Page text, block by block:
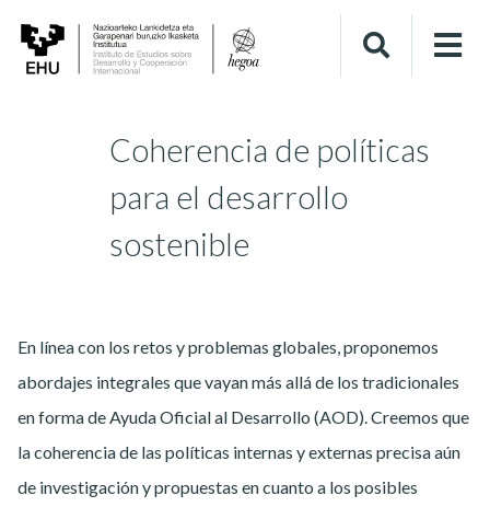
Coherencia de políticas
para el desarrollo
sostenible
En línea con los retos y problemas globales, proponemos
abordajes integrales que vayan más allá de los tradicionales
en forma de Ayuda Oficial al Desarrollo (AOD). Creemos que
la coherencia de las políticas internas y externas precisa aún
de investigación y propuestas en cuanto a los posibles